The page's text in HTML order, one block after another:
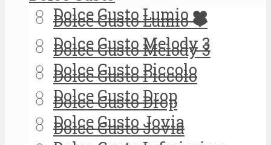
Dolce Gusto Lumio ❤️
Dolce Gusto Melody 3
Dolce Gusto Piccolo
Dolce Gusto Drop
Dolce Gusto Jovia
Dolce Gusto Lumio ❤️
Dolce Gusto Melody 3
Dolce Gusto Piccolo
Dolce Gusto Drop
Dolce Gusto Jovia